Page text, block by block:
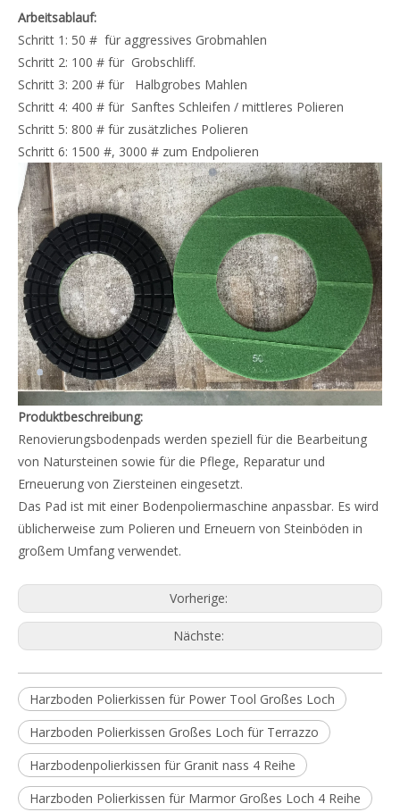
Arbeitsablauf:
Schritt 1: 50 # für aggressives Grobmahlen
Schritt 2: 100 # für Grobschliff.
Schritt 3: 200 # für Halbgrobes Mahlen
Schritt 4: 400 # für Sanftes Schleifen / mittleres Polieren
Schritt 5: 800 # für zusätzliches Polieren
Schritt 6: 1500 #, 3000 # zum Endpolieren
Produktbeschreibung:
Renovierungsbodenpads werden speziell für die Bearbeitung
von Natursteinen sowie für die Pflege, Reparatur und
Erneuerung von Ziersteinen eingesetzt.
Das Pad ist mit einer Bodenpoliermaschine anpassbar. Es wird
üblicherweise zum Polieren und Erneuern von Steinböden in
großem Umfang verwendet.
Vorherige:
Nächste:
Harzboden Polierkissen für Power Tool Großes Loch
Harzboden Polierkissen Großes Loch für Terrazzo
Harzbodenpolierkissen für Granit nass 4 Reihe
Harzboden Polierkissen für Marmor Großes Loch 4 Reihe